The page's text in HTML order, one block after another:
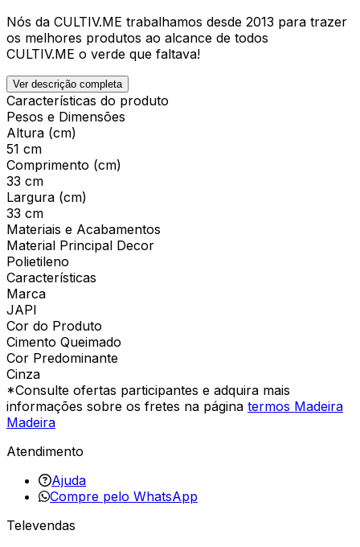
Nós da CULTIV.ME trabalhamos desde 2013 para trazer
os melhores produtos ao alcance de todos
CULTIV.ME o verde que faltava!
Ver descrição completa
Características do produto
Pesos e Dimensões
Altura (cm)
51 cm
Comprimento (cm)
33 cm
Largura (cm)
33 cm
Materiais e Acabamentos
Material Principal Decor
Polietileno
Características
Marca
JAPI
Cor do Produto
Cimento Queimado
Cor Predominante
Cinza
*Consulte ofertas participantes e adquira mais
informações sobre os fretes na página termos Madeira
Madeira
Atendimento
Ajuda
Compre pelo WhatsApp
Televendas